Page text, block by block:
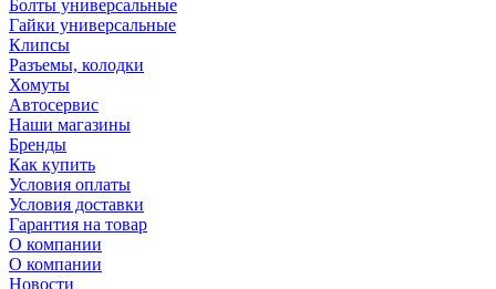
Болты универсальные
Гайки универсальные
Клипсы
Разъемы, колодки
Хомуты
Автосервис
Наши магазины
Бренды
Как купить
Условия оплаты
Условия доставки
Гарантия на товар
О компании
О компании
Новости